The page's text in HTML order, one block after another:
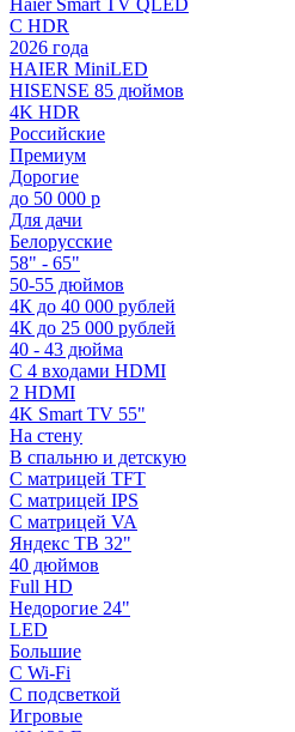
С HDR
2026 года
HAIER MiniLED
HISENSE 85 дюймов
4K HDR
Российские
Премиум
Дорогие
до 50 000 р
Для дачи
Белорусские
58" - 65"
50-55 дюймов
4К до 40 000 рублей
4К до 25 000 рублей
40 - 43 дюйма
С 4 входами HDMI
2 HDMI
4K Smart TV 55"
На стену
В спальню и детскую
С матрицей TFT
С матрицей IPS
С матрицей VA
Яндекс ТВ 32"
40 дюймов
Full HD
Недорогие 24"
LED
Большие
С Wi-Fi
С подсветкой
Игровые